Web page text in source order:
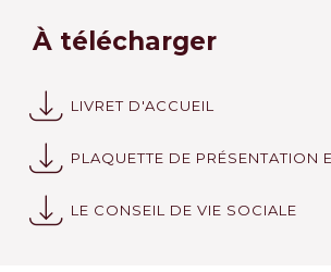
À télécharger
LIVRET D'ACCUEIL
PLAQUETTE DE PRÉSENTATION
LE CONSEIL DE VIE SOCIALE